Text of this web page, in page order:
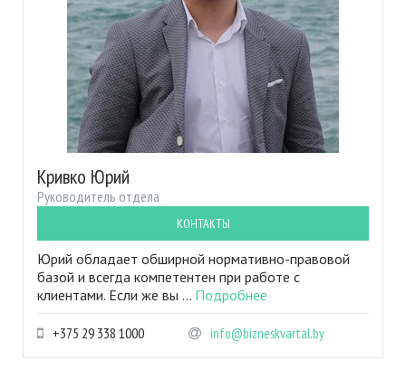
Кривко Юрий
Руководитель отдела
КОНТАКТЫ
Юрий обладает обширной нормативно-правовой
базой и всегда компетентен при работе с
клиентами. Если же вы ... Подробнее
+375 29 338 1000 info@bizneskvartal.by